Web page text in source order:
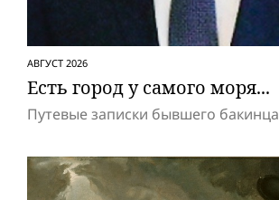
АВГУСТ 2026
Есть город у самого моря...
Путевые записки бывшего бакинца